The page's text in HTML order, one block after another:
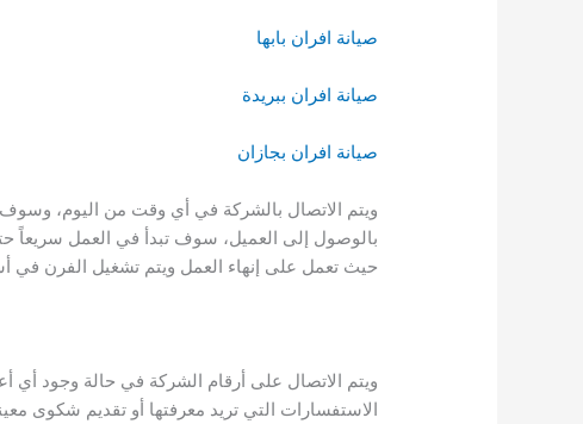
صيانة افران بابها
صيانة افران ببريدة
صيانة افران بجازان
ويتم الاتصال بالشركة في أي وقت من اليوم،
بالوصول إلى العميل، سوف تبدأ في العمل سريعاً
حيث تعمل على إنهاء العمل ويتم تشغيل الفرن في
ويتم الاتصال على أرقام الشركة في حالة وجود
الاستفسارات التي تريد معرفتها أو تقديم شكوى